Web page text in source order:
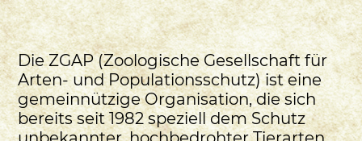
Die ZGAP (Zoologische Gesellschaft für
Arten- und Populationsschutz) ist eine
gemeinnützige Organisation, die sich
bereits seit 1982 speziell dem Schutz